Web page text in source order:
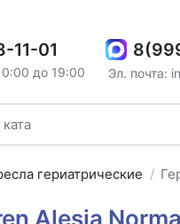
11-01
до 19:00 Эл. почта:
гериатрические